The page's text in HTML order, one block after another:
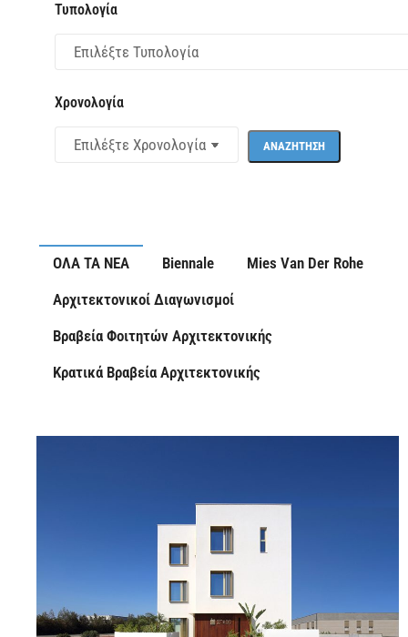
Τυπολογία
Χρονολογία
ΟΛΑ ΤΑ ΝΕΑ Biennale
Mies Van Der Rohe
Αρχιτεκτονικοί Διαγωνισμοί
Βραβεία Φοιτητών Αρχιτεκτονικής
Κρατικά Βραβεία Αρχιτεκτονικής